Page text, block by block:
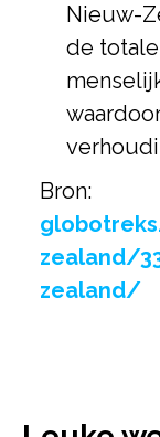
Nieuw-
de
Bron:
zealand/
zealand/